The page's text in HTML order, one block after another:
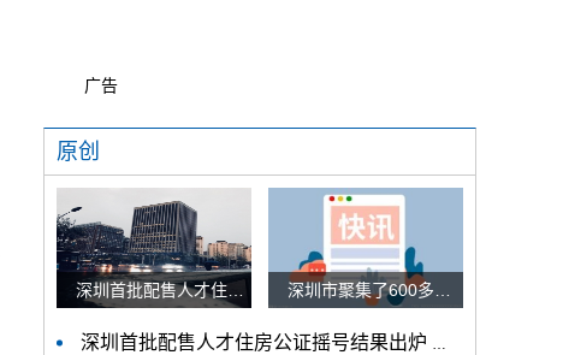
广告
原创
深圳首批配售人才住房公证摇号结果出炉 认购家庭将于12月9日起选房